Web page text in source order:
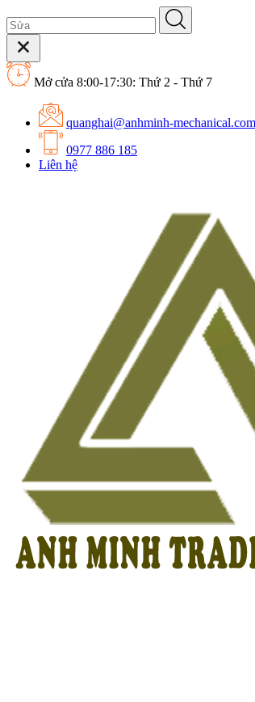
Mở cửa 8:00-17:30: Thứ 2 - Thứ 7
quanghai@anhminh-mechanical.com
0977 886 185
Liên hệ